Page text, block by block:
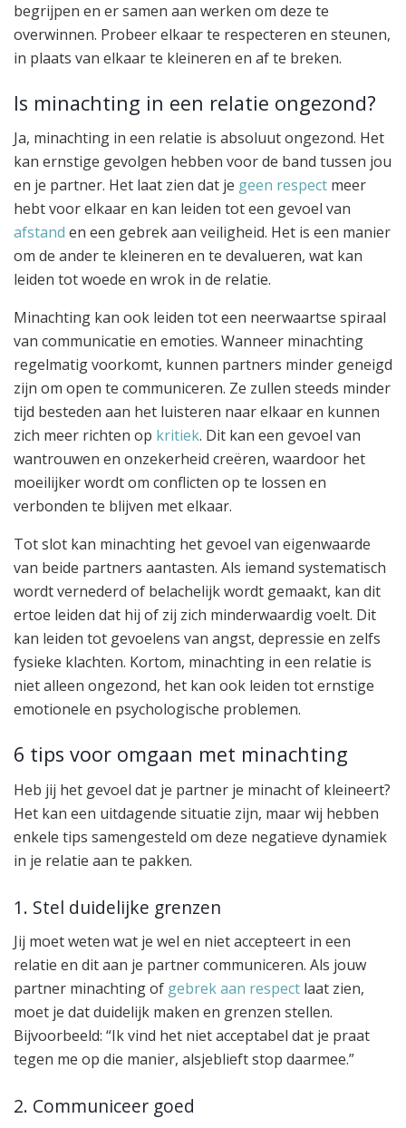
begrijpen en er samen aan werken om deze te
overwinnen. Probeer elkaar te respecteren en steunen,
in plaats van elkaar te kleineren en af te breken.
Is minachting in een relatie ongezond?
Ja, minachting in een relatie is absoluut ongezond. Het
kan ernstige gevolgen hebben voor de band tussen jou
en je partner. Het laat zien dat je geen respect meer
hebt voor elkaar en kan leiden tot een gevoel van
afstand en een gebrek aan veiligheid. Het is een manier
om de ander te kleineren en te devalueren, wat kan
leiden tot woede en wrok in de relatie.
Minachting kan ook leiden tot een neerwaartse spiraal
van communicatie en emoties. Wanneer minachting
regelmatig voorkomt, kunnen partners minder geneigd
zijn om open te communiceren. Ze zullen steeds minder
tijd besteden aan het luisteren naar elkaar en kunnen
zich meer richten op kritiek. Dit kan een gevoel van
wantrouwen en onzekerheid creëren, waardoor het
moeilijker wordt om conflicten op te lossen en
verbonden te blijven met elkaar.
Tot slot kan minachting het gevoel van eigenwaarde
van beide partners aantasten. Als iemand systematisch
wordt vernederd of belachelijk wordt gemaakt, kan dit
ertoe leiden dat hij of zij zich minderwaardig voelt. Dit
kan leiden tot gevoelens van angst, depressie en zelfs
fysieke klachten. Kortom, minachting in een relatie is
niet alleen ongezond, het kan ook leiden tot ernstige
emotionele en psychologische problemen.
6 tips voor omgaan met minachting
Heb jij het gevoel dat je partner je minacht of kleineert?
Het kan een uitdagende situatie zijn, maar wij hebben
enkele tips samengesteld om deze negatieve dynamiek
in je relatie aan te pakken.
1. Stel duidelijke grenzen
Jij moet weten wat je wel en niet accepteert in een
relatie en dit aan je partner communiceren. Als jouw
partner minachting of gebrek aan respect laat zien,
moet je dat duidelijk maken en grenzen stellen.
Bijvoorbeeld: “Ik vind het niet acceptabel dat je praat
tegen me op die manier, alsjeblieft stop daarmee.”
2. Communiceer goed